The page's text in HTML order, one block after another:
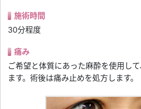
施術時間
30分程度
痛み
ご希望と体質にあった麻酔を使用し
ます。術後は痛み止めを処方します。